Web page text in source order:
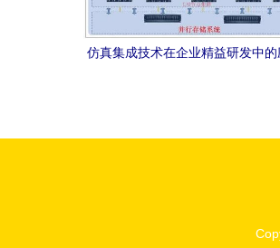
仿真集成技术在企业精益研发中